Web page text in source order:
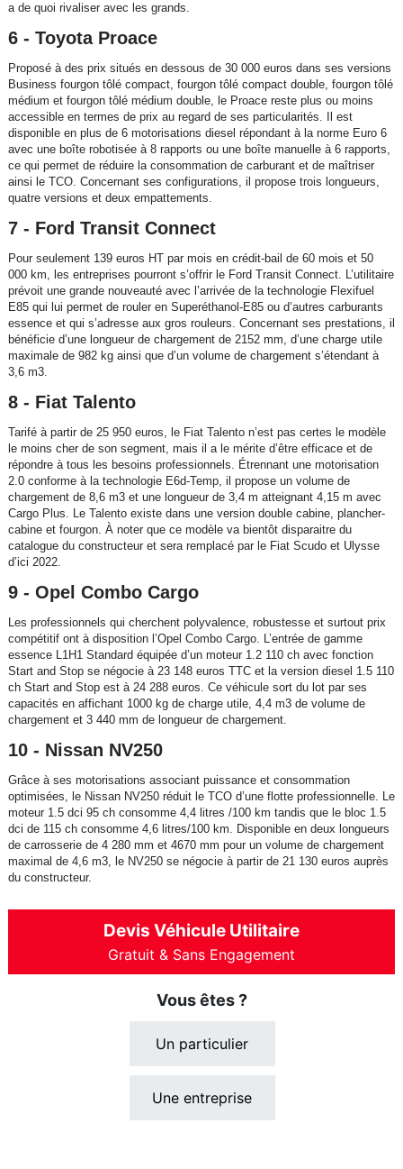
a de quoi rivaliser avec les grands.
6 - Toyota Proace
Proposé à des prix situés en dessous de 30 000 euros dans ses versions
Business fourgon tôlé compact, fourgon tôlé compact double, fourgon tôlé
médium et fourgon tôlé médium double, le Proace reste plus ou moins
accessible en termes de prix au regard de ses particularités. Il est
disponible en plus de 6 motorisations diesel répondant à la norme Euro 6
avec une boîte robotisée à 8 rapports ou une boîte manuelle à 6 rapports,
ce qui permet de réduire la consommation de carburant et de maîtriser
ainsi le TCO. Concernant ses configurations, il propose trois longueurs,
quatre versions et deux empattements.
7 - Ford Transit Connect
Pour seulement 139 euros HT par mois en crédit-bail de 60 mois et 50
000 km, les entreprises pourront s’offrir le Ford Transit Connect. L’utilitaire
prévoit une grande nouveauté avec l’arrivée de la technologie Flexifuel
E85 qui lui permet de rouler en Superéthanol-E85 ou d’autres carburants
essence et qui s’adresse aux gros rouleurs. Concernant ses prestations, il
bénéficie d’une longueur de chargement de 2152 mm, d’une charge utile
maximale de 982 kg ainsi que d’un volume de chargement s’étendant à
3,6 m3.
8 - Fiat Talento
Tarifé à partir de 25 950 euros, le Fiat Talento n’est pas certes le modèle
le moins cher de son segment, mais il a le mérite d’être efficace et de
répondre à tous les besoins professionnels. Étrennant une motorisation
2.0 conforme à la technologie E6d-Temp, il propose un volume de
chargement de 8,6 m3 et une longueur de 3,4 m atteignant 4,15 m avec
Cargo Plus. Le Talento existe dans une version double cabine, plancher-
cabine et fourgon. À noter que ce modèle va bientôt disparaitre du
catalogue du constructeur et sera remplacé par le Fiat Scudo et Ulysse
d’ici 2022.
9 - Opel Combo Cargo
Les professionnels qui cherchent polyvalence, robustesse et surtout prix
compétitif ont à disposition l’Opel Combo Cargo. L’entrée de gamme
essence L1H1 Standard équipée d’un moteur 1.2 110 ch avec fonction
Start and Stop se négocie à 23 148 euros TTC et la version diesel 1.5 110
ch Start and Stop est à 24 288 euros. Ce véhicule sort du lot par ses
capacités en affichant 1000 kg de charge utile, 4,4 m3 de volume de
chargement et 3 440 mm de longueur de chargement.
10 - Nissan NV250
Grâce à ses motorisations associant puissance et consommation
optimisées, le Nissan NV250 réduit le TCO d’une flotte professionnelle. Le
moteur 1.5 dci 95 ch consomme 4,4 litres /100 km tandis que le bloc 1.5
dci de 115 ch consomme 4,6 litres/100 km. Disponible en deux longueurs
de carrosserie de 4 280 mm et 4670 mm pour un volume de chargement
maximal de 4,6 m3, le NV250 se négocie à partir de 21 130 euros auprès
du constructeur.